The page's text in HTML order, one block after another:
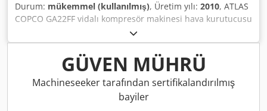
Durum: mükemmel (kullanılmış), Üretim yılı: 2010, ATLAS
COPCO GA22FF vidalı kompresör makinesi hava kurutucusu
ile servis sonrası Teknik veriler: kapasite: 3,10 m3/dak;
Djdpev Uyxkjfx Ab Tock 22 kW motor; maksimum basınç 9,5
bar; yıl;2010 kilometre;8776h!!! 15200 net 18696 brüt
Kompresör tam fonksiyonel, çalışmaya hazır, garantili
hizmet vermekteyiz.
GÜVEN MÜHRÜ
Machineseeker tarafından sertifikalandırılmış
bayiler